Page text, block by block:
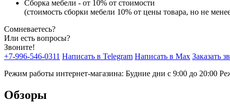
Сборка мебели - от 10% от стоимости
(стоимость сборки мебели 10% от цены товара, но не
Сомневаетесь?
Или есть вопросы?
Звоните!
+7-996-546-0311 Написать в Telegram Написать в Max Заказать
Режим работы интернет-магазина: Будние дни с 9:00 до 20:00
Обзоры